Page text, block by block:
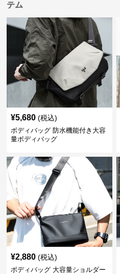
テム
¥5,680 (税込)
ボディバッグ 防水機能付き大容
量ボディバッグ
¥2,880 (税込)
ボディバッグ 大容量ショルダー